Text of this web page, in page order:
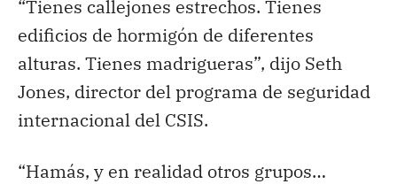
“Tienes callejones estrechos. Tienes
edificios de hormigón de diferentes
alturas. Tienes madrigueras”, dijo Seth
Jones, director del programa de seguridad
internacional del CSIS.
“Hamás, y en realidad otros grupos…